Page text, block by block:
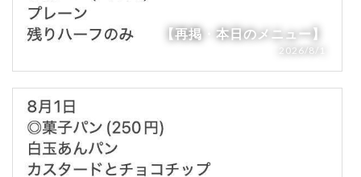
【再掲・本日のメニュー】
2026/8/1